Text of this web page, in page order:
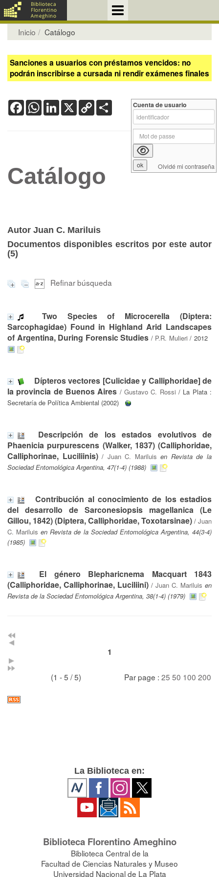
Inicio Catálogo
Sanciones a usuarios con préstamos vencidos: no
podrán inscribirse a cursada ni rendir exámenes finales
FacebookWhatsApp
LinkedIn
X Copy
Link
Catálogo
Autor Juan C. Mariluis
Documentos disponibles escritos por este autor
(5)
Refinar búsqueda
Two Species of Microcerella (Diptera:
Sarcophagidae) Found in Highland Arid Landscapes
of Argentina, During Forensic Studies / P.R. Mulieri / 2012
Dípteros vectores [Culicidae y Calliphoridae] de
la provincia de Buenos Aires /Gustavo C. Rossi / La Plata :
Secretaría de Política Ambiental (2002)
Descripción de los estados evolutivos de
Phaenicia purpurescens (Walker, 1837) (Calliphoridae,
Calliphorinae, Luciliinis)/ Juan C. Mariluis en Revista de la
Sociedad Entomológica Argentina, 47(1-4) (1988)
Contribución al conocimiento de los estadios
del desarrollo de Sarconesiopsis magellanica (Le
Gillou, 1842) (Diptera, Calliphoridae, Toxotarsinae) / Juan
C. Mariluis en Revista de la Sociedad Entomológica Argentina, 44(3-4)
(1985)
El género Blepharicnema Macquart 1843
(Calliphoridae, Calliphorinae, Luciliini) / Juan C. Mariluis en
Revista de la Sociedad Entomológica Argentina, 38(1-4) (1979)
1
(1 - 5 / 5) Par page : 25 50 100 200
Cuenta de usuario
Olvidé mi contraseña
La Biblioteca en:
Biblioteca Florentino Ameghino
Biblioteca Central de la
Facultad de Ciencias Naturales y Museo
Universidad Nacional de La Plata